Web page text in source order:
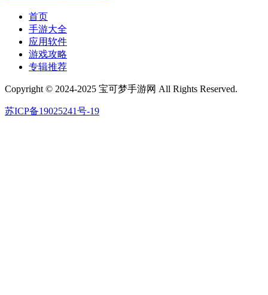
首页
手游大全
应用软件
游戏攻略
专辑推荐
Copyright © 2024-2025 宝可梦手游网 All Rights Reserved.
苏ICP备19025241号-19